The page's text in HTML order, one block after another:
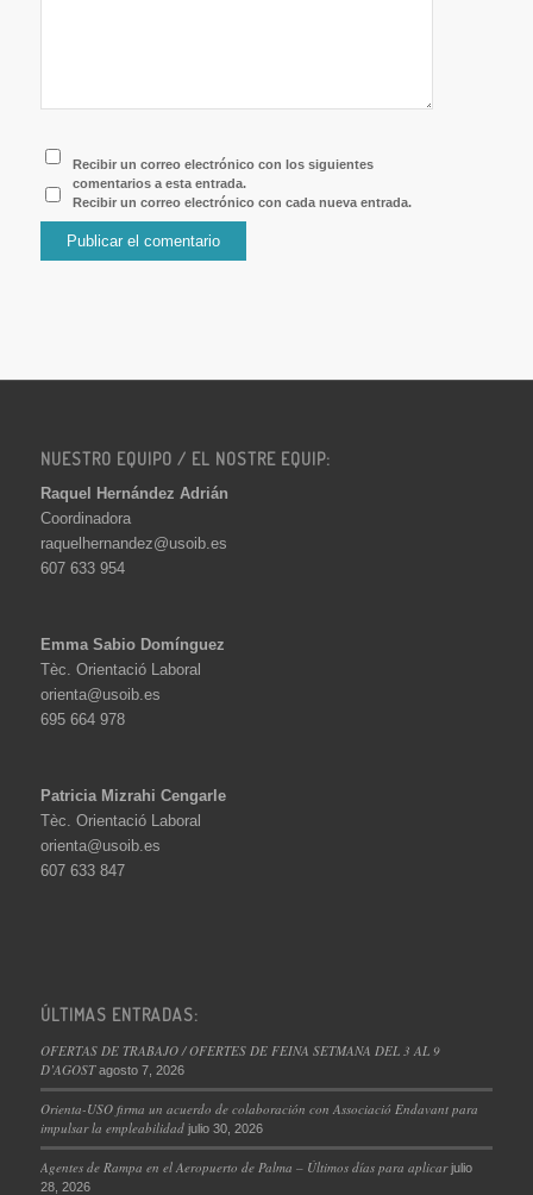
Recibir un correo electrónico con los siguientes
comentarios a esta entrada.
Recibir un correo electrónico con cada nueva entrada.
NUESTRO EQUIPO / EL NOSTRE EQUIP:
Raquel Hernández Adrián
Coordinadora
raquelhernandez@usoib.es
607 633 954
Emma Sabio Domínguez
Tèc. Orientació Laboral
orienta@usoib.es
695 664 978
Patricia Mizrahi Cengarle
Tèc. Orientació Laboral
orienta@usoib.es
607 633 847
ÚLTIMAS ENTRADAS:
OFERTAS DE TRABAJO / OFERTES DE FEINA SETMANA DEL 3 AL 9
D’AGOST agosto 7, 2026
Orienta-USO firma un acuerdo de colaboración con Associació Endavant para
impulsar la empleabilidad julio 30, 2026
Agentes de Rampa en el Aeropuerto de Palma – Últimos días para aplicar julio
28, 2026